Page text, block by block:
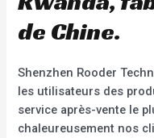
de Chine.
Shenzhen Rooder
les utilisateurs des
service après-vente le
chaleureusement nos